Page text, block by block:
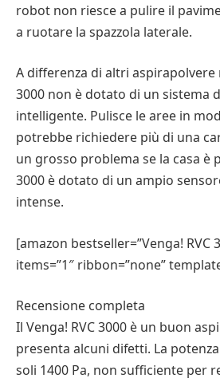
robot non riesce a pulire il
a ruotare la spazzola laterale.
A differenza di altri aspirapolvere
3000 non è dotato di un sistema
intelligente. Pulisce le aree in
potrebbe richiedere più di una
un grosso problema se la casa è
3000 è dotato di un ampio
intense.
[amazon bestseller=”Venga! RVC
items=”1″ ribbon=”none”
Recensione completa
Il Venga! RVC 3000 è un buon
presenta alcuni difetti. La
soli 1400 Pa, non sufficiente per